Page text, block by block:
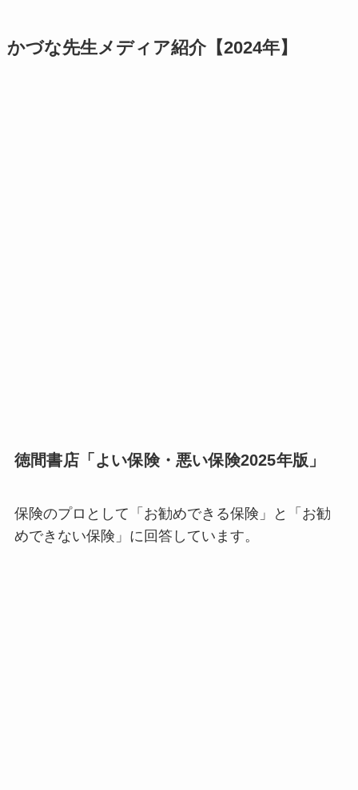
かづな先生メディア紹介【2024年】
徳間書店「よい保険・悪い保険2025年版」
保険のプロとして「お勧めできる保険」と「お勧
めできない保険」に回答しています。